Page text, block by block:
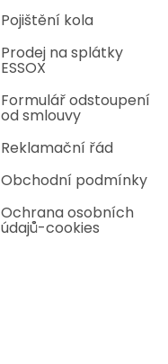
Pojištění kola
Prodej na splátky
ESSOX
Formulář odstoupení
od smlouvy
Reklamační řád
Obchodní podmínky
Ochrana osobních
údajů-cookies